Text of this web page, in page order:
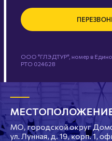
ООО "ГЛЭДТУР", номер в
РТО 024628
МО, городской округ
ул. Лунная, д. 19, корп. 1,